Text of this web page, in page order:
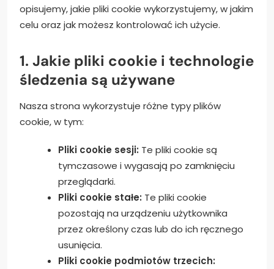
opisujemy, jakie pliki cookie wykorzystujemy, w jakim
celu oraz jak możesz kontrolować ich użycie.
1. Jakie pliki cookie i technologie
śledzenia są używane
Nasza strona wykorzystuje różne typy plików
cookie, w tym:
Pliki cookie sesji: Te pliki cookie są
tymczasowe i wygasają po zamknięciu
przeglądarki.
Pliki cookie stałe: Te pliki cookie
pozostają na urządzeniu użytkownika
przez określony czas lub do ich ręcznego
usunięcia.
Pliki cookie podmiotów trzecich: